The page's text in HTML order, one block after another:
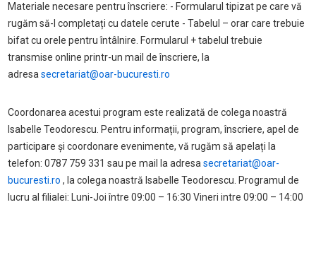
Materiale necesare pentru înscriere: - Formularul tipizat pe care vă
rugăm să-l completați cu datele cerute - Tabelul – orar care trebuie
bifat cu orele pentru întâlnire. Formularul + tabelul trebuie
transmise online printr-un mail de înscriere, la
adresa secretariat@oar-bucuresti.ro
Coordonarea acestui program este realizată de colega noastră
Isabelle Teodorescu. Pentru informații, program, înscriere, apel de
participare și coordonare evenimente, vă rugăm să apelați la
telefon: 0787 759 331 sau pe mail la adresa secretariat@oar-
bucuresti.ro , la colega noastră Isabelle Teodorescu. Programul de
lucru al filialei: Luni-Joi între 09:00 – 16:30 Vineri intre 09:00 – 14:00